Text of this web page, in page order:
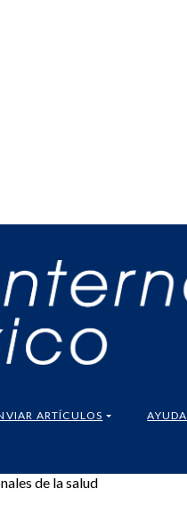
ARTÍCULOS AYUDA
de la salud